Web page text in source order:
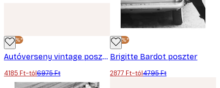
-40%*
Autóverseny vintage poszter
4185 Ft-tól6975 Ft
-40%*
Brigitte Bardot poszter
2877 Ft-tól4795 Ft